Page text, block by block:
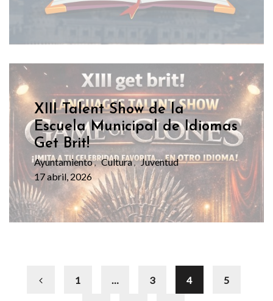
XIII Talent Show de la
Escuela Municipal de Idiomas
Get Brit!
Ayuntamiento, Cultura, Juventud
17 abril, 2026
1 … 3 4 5